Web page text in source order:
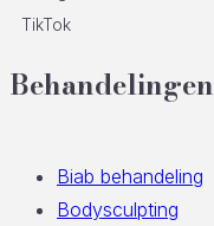
TikTok
Behandelingen
Biab behandeling
Bodysculpting